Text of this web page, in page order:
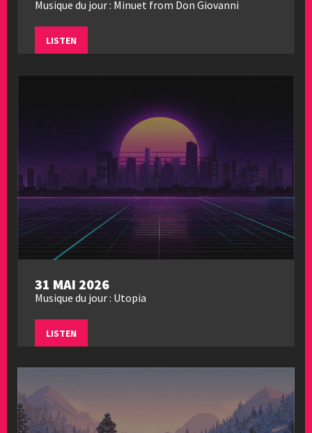
Musique du jour : Minuet from Don Giovanni
LISTEN
31 MAI 2026
Musique du jour : Utopia
LISTEN